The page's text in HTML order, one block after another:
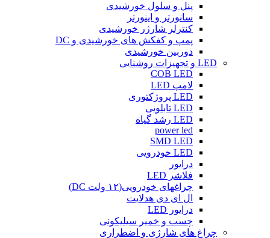
پنل و سلول خورشیدی
سانورتر و اینورتر
کنترلر شارژر خورشیدی
پمپ و کفکش های خورشیدی و DC
دوربین خورشیدی
LED و تجهیزات روشنایی
COB LED
لامپ LED
LED پروژکتوری
LED تابلویی
LED رشد گیاه
power led
SMD LED
LED خودرویی
درایور
فلاشر LED
چراغهای خودرویی(۱۲ ولت DC)
ال ای دی هدلایت
درایور LED
چسب و خمیر سیلیکونی
چراغ های شارژی و اضطراری